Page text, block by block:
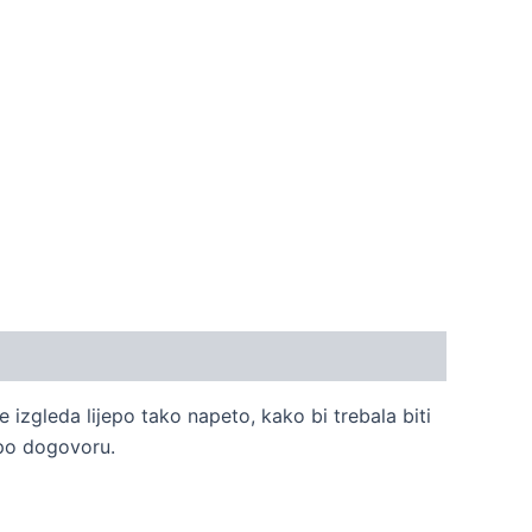
izgleda lijepo tako napeto, kako bi trebala biti
dogovoru.